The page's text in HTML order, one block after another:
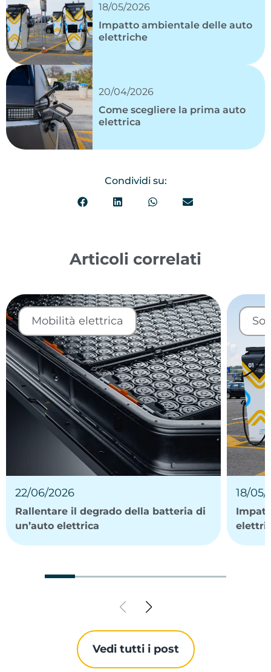
18/05/2026
Impatto ambientale delle auto
elettriche
20/04/2026
Come scegliere la prima auto
elettrica
Condividi su:
Articoli correlati
Mobilità elettrica
22/06/2026
Rallentare il degrado della batteria di
un’auto elettrica
18/05/
Vedi tutti i post